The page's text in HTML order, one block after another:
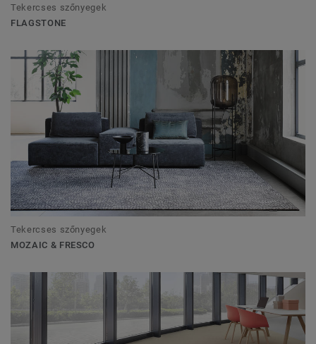
Tekercses szőnyegek
FLAGSTONE
Tekercses szőnyegek
MOZAIC & FRESCO